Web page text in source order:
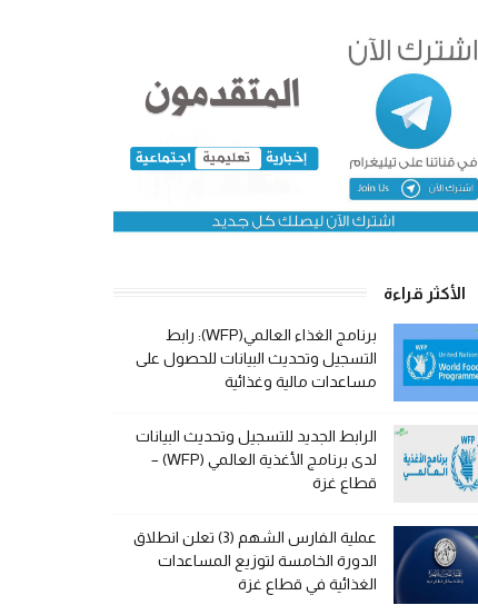
الأكثر قراءة
برنامج الغذاء العالمي(WFP): رابط
التسجيل وتحديث البيانات للحصول على
مساعدات مالية وغذائية
الرابط الجديد للتسجيل وتحديث البيانات
لدى برنامج الأغذية العالمي (WFP) –
قطاع غزة
عملية الفارس الشهم (3) تعلن انطلاق
الدورة الخامسة لتوزيع المساعدات
الغذائية في قطاع غزة